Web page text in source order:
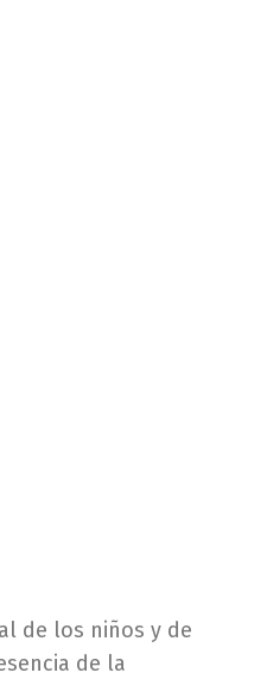
de los niños y de
de la